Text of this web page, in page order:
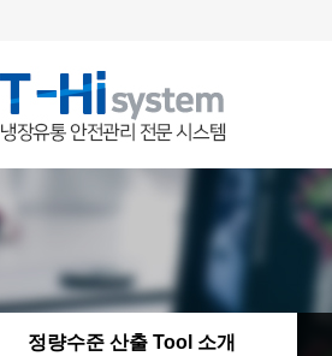
정량수준 산출 Tool 소개